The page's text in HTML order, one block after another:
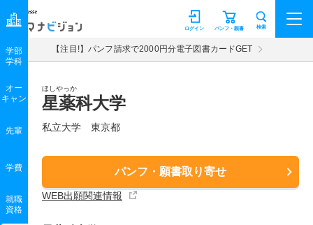
マナビジョン パンフ・願書
ログイン 検索
【注目!】パンフ請求で2000円分電子図書カードGET
ほしやっか
星薬科大学
私立大学 東京都
パンフ・願書取り寄せ
WEB出願関連情報
学部
学科
オー
キャン
先輩
学費
就職
資格